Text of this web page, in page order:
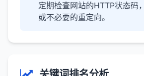
定期检查网站的HTTP状态码
或不必要的重定向。